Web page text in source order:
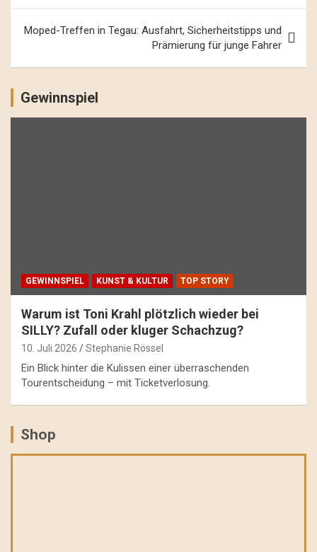
Moped-Treffen in Tegau: Ausfahrt, Sicherheitstipps und
Prämierung für junge Fahrer
Gewinnspiel
GEWINNSPIEL KUNST & KULTUR TOP STORY
Warum ist Toni Krahl plötzlich wieder bei
SILLY? Zufall oder kluger Schachzug?
10. Juli 2026 Stephanie Rössel
Ein Blick hinter die Kulissen einer überraschenden
Tourentscheidung – mit Ticketverlosung.
Shop